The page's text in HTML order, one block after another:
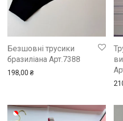
Безшовні трусики
бразиліана Арт.7388
198,00 ₴